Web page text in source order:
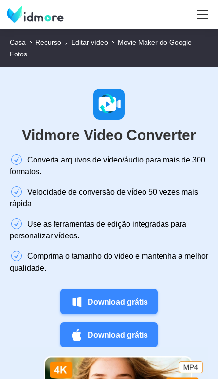
Casa Recurso Editar vídeo
Movie Maker do Google
Fotos
Vidmore Video Converter
Converta arquivos de vídeo/áudio para mais de 300
formatos.
Velocidade de conversão de vídeo 50 vezes mais
rápida
Use as ferramentas de edição integradas para
personalizar vídeos.
Comprima o tamanho do vídeo e mantenha a melhor
qualidade.
Download grátis
Download grátis